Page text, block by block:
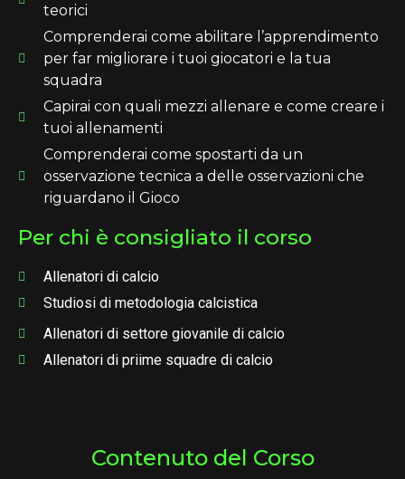
teorici
Comprenderai come abilitare l’apprendimento
per far migliorare i tuoi giocatori e la tua
squadra
Capirai con quali mezzi allenare e come creare i
tuoi allenamenti
Comprenderai come spostarti da un
osservazione tecnica a delle osservazioni che
riguardano il Gioco
Per chi è consigliato il corso
Allenatori di calcio
Studiosi di metodologia calcistica
Allenatori di settore giovanile di calcio
Allenatori di priime squadre di calcio
Contenuto del Corso